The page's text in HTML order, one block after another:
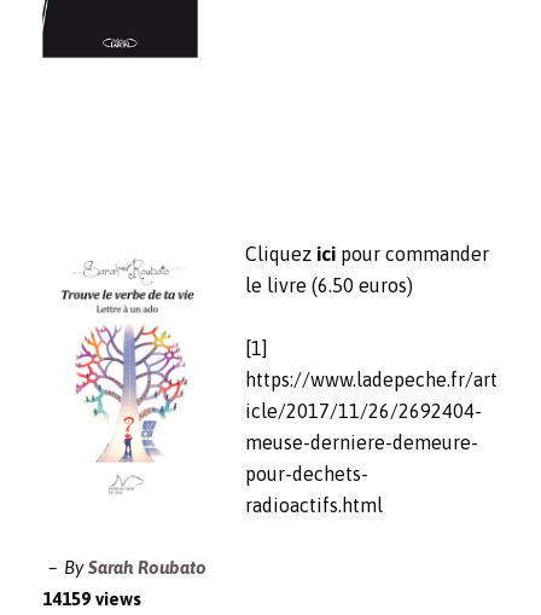
Cliquez ici pour commander
le livre (6.50 euros)
[1]
https://www.ladepeche.fr/art
icle/2017/11/26/2692404-
meuse-derniere-demeure-
pour-dechets-
radioactifs.html
BySarah Roubato
14159 views